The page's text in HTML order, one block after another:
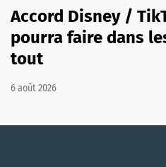
Accord Disney /
pourra faire dans
tout
6 août 2026